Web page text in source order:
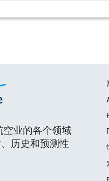
空业的各个领域
历史和预测性